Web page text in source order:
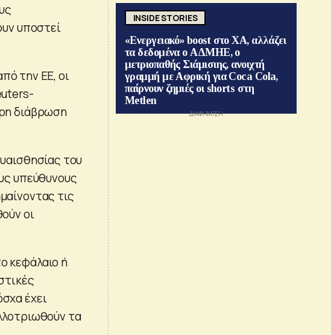
υποστεί
την ΕΕ, οι
διάβρωση
του
υπεύθυνους
τις
οι
κεφάλαιο ή
έχει
τα
INSIDE STORIES
«Ενεργειακό» boost στο ΧΑ, αλλάζει
τα δεδομένα ο ΑΔΜΗΕ, ο
μετριοπαθής Σιάμισιης, ανοιχτή
γραμμή με Αφρική για Coca Cola,
παίρνουν ζημιές οι shorts στη
Metlen